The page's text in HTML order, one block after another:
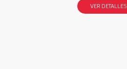
VER DETALLES